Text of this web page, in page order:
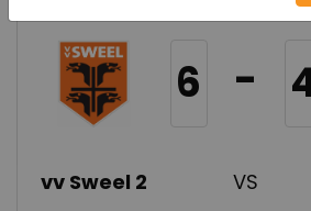
6 -
vv Sweel 2 VS